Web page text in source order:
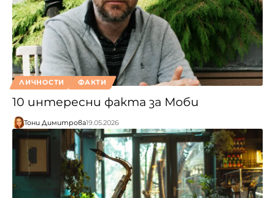
ЛИЧНОСТИ ФАКТИ
10 интересни факта за Моби
Тони Димитрова19.05.2026